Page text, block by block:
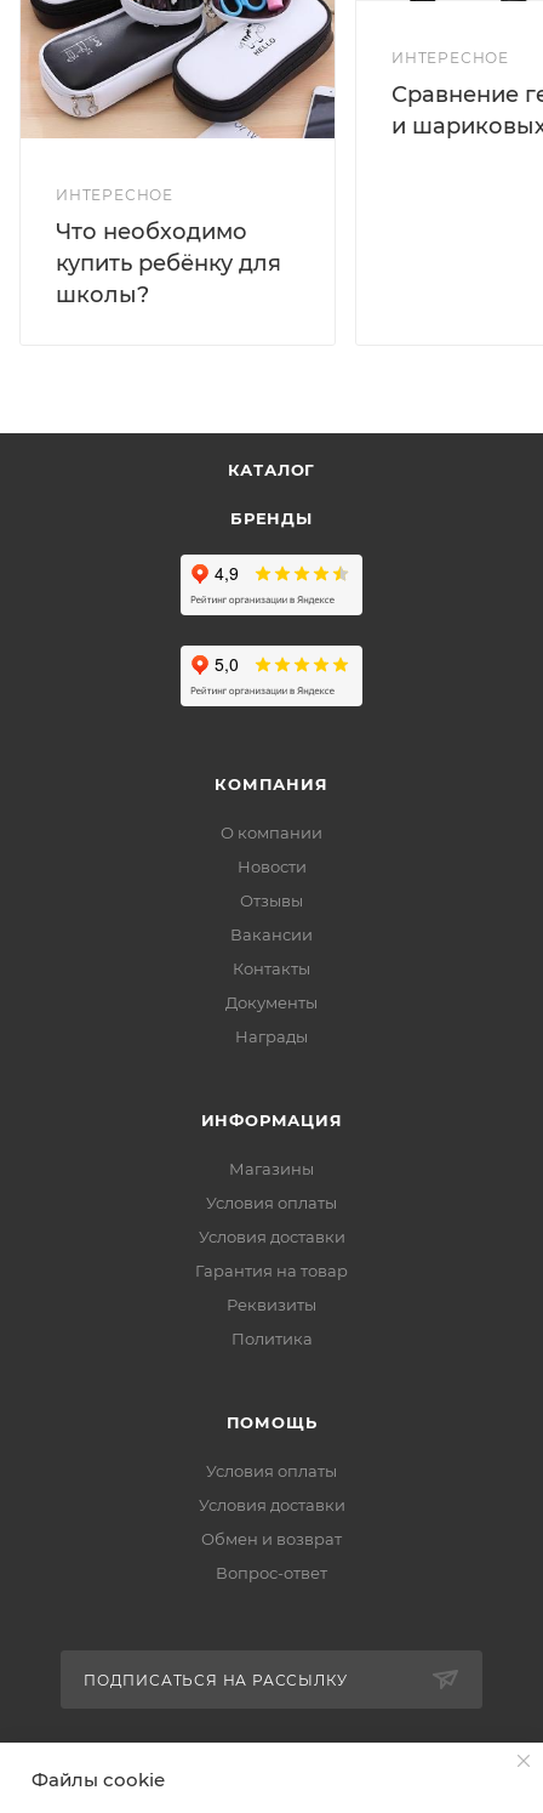
ИНТЕРЕСНОЕ
Что необходимо
купить ребёнку для
школы?
ИНТЕРЕСНОЕ
Сравнение
и
КАТАЛОГ
БРЕНДЫ
КОМПАНИЯ
О компании
Новости
Отзывы
Вакансии
Контакты
Документы
Награды
ИНФОРМАЦИЯ
Магазины
Условия оплаты
Условия доставки
Гарантия на товар
Реквизиты
Политика
ПОМОЩЬ
Условия оплаты
Условия доставки
Обмен и возврат
Вопрос-ответ
ПОДПИСАТЬСЯ НА РАССЫЛКУ
Файлы cookie